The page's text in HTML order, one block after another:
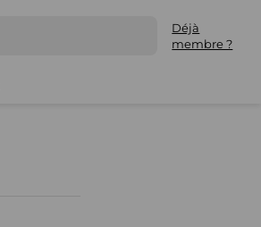
Déjà
membre ?